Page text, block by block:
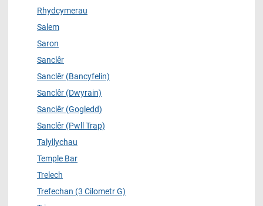
Rhydcymerau
Salem
Saron
Sanclêr
Sanclêr (Bancyfelin)
Sanclêr (Dwyrain)
Sanclêr (Gogledd)
Sanclêr (Pwll Trap)
Talyllychau
Temple Bar
Trelech
Trefechan (3 Cilometr G)